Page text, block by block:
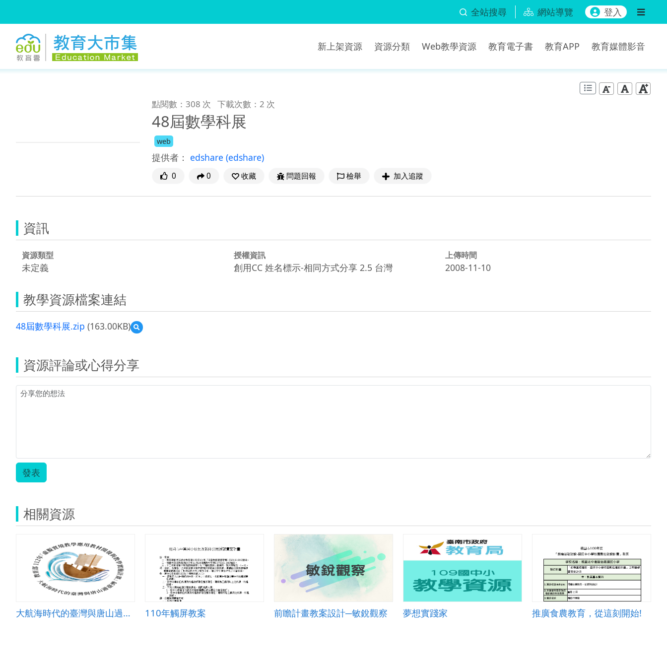
全站搜尋 網站導覽 登入
新上架資源 資源分類 Web教學資源 教育電子書 教育APP 教育媒體影音
點閱數：308 次 下載次數：2 次
48屆數學科展
web
提供者： edshare (edshare)
0 0 收藏 問題回報 檢舉 加入追蹤
資訊
資源類型
未定義
授權資訊
創用CC 姓名標示-相同方式分享 2.5 台灣
上傳時間
2008-11-10
教學資源檔案連結
48屆數學科展.zip (163.00KB)
預
覽
科
資源評論或心得分享
發表
相關資源
大航海時代的臺灣與唐山過臺灣 110年觸屏教案 前瞻計畫教案設計─敏銳觀察 夢想實踐家 推廣食農教育，從這刻開始!